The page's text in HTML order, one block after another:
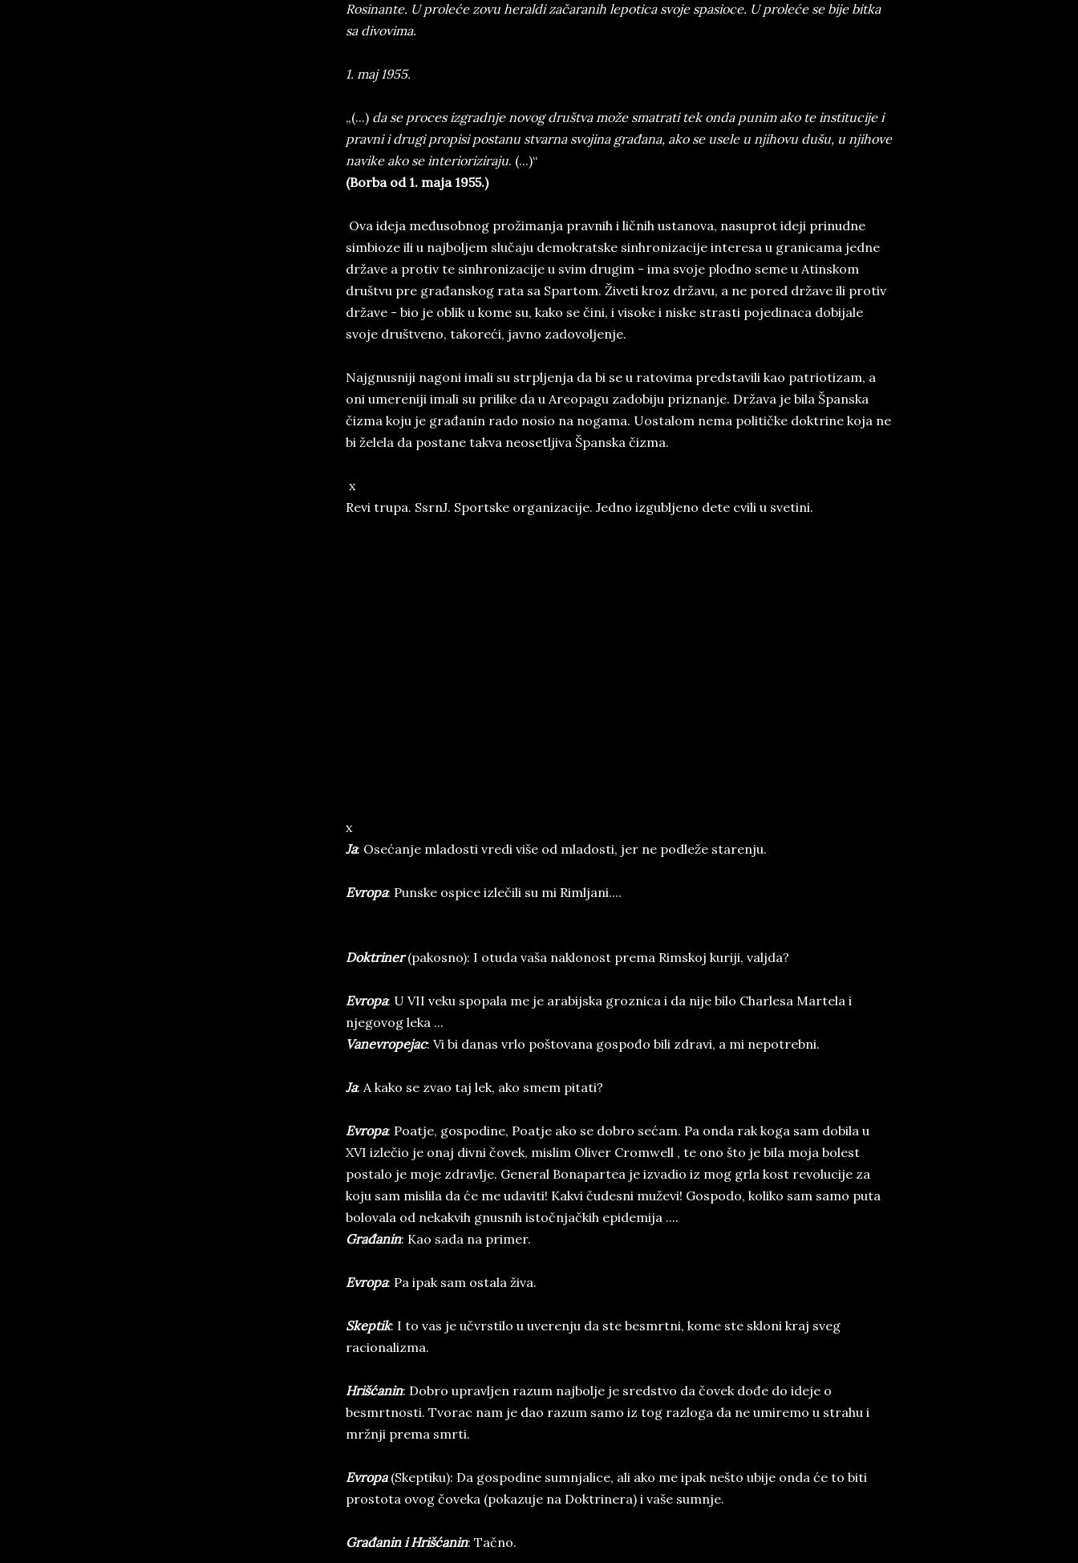
Rosinante. U proleće zovu heraldi začaranih lepotica svoje spasioce. U proleće se bije bitka
sa divovima.
1. maj 1955.
„(...) da se proces izgradnje novog društva može smatrati tek onda punim ako te institucije i
pravni i drugi propisi postanu stvarna svojina građana, ako se usele u njihovu dušu, u njihove
navike ako se interioriziraju. (...)“
(Borba od 1. maja 1955.)
Ova ideja međusobnog prožimanja pravnih i ličnih ustanova, nasuprot ideji prinudne
simbioze ili u najboljem slučaju demokratske sinhronizacije interesa u granicama jedne
države a protiv te sinhronizacije u svim drugim - ima svoje plodno seme u Atinskom
društvu pre građanskog rata sa Spartom. Živeti kroz državu, a ne pored države ili protiv
države - bio je oblik u kome su, kako se čini, i visoke i niske strasti pojedinaca dobijale
svoje društveno, takoreći, javno zadovoljenje.
Najgnusniji nagoni imali su strpljenja da bi se u ratovima predstavili kao patriotizam, a
oni umereniji imali su prilike da u Areopagu zadobiju priznanje. Država je bila Španska
čizma koju je građanin rado nosio na nogama. Uostalom nema političke doktrine koja ne
bi želela da postane takva neosetljiva Španska čizma.
x
Revi trupa. SsrnJ. Sportske organizacije. Jedno izgubljeno dete cvili u svetini.
x
Ja: Osećanje mladosti vredi više od mladosti, jer ne podleže starenju.
Evropa: Punske ospice izlečili su mi Rimljani....
Doktriner(pakosno): I otuda vaša naklonost prema Rimskoj kuriji, valjda?
Evropa: U VII veku spopala me je arabijska groznica i da nije bilo Charlesa Martela i
njegovog leka ...
Vanevropejac: Vi bi danas vrlo poštovana gospođo bili zdravi, a mi nepotrebni.
Ja: A kako se zvao taj lek, ako smem pitati?
Evropa: Poatje, gospodine, Poatje ako se dobro sećam. Pa onda rak koga sam dobila u
XVI izlečio je onaj divni čovek, mislim Oliver Cromwell , te ono što je bila moja bolest
postalo je moje zdravlje. General Bonapartea je izvadio iz mog grla kost revolucije za
koju sam mislila da će me udaviti! Kakvi čudesni muževi! Gospodo, koliko sam samo puta
bolovala od nekakvih gnusnih istočnjačkih epidemija ....
Građanin: Kao sada na primer.
Evropa: Pa ipak sam ostala živa.
Skeptik: I to vas je učvrstilo u uverenju da ste besmrtni, kome ste skloni kraj sveg
racionalizma.
Hrišćanin: Dobro upravljen razum najbolje je sredstvo da čovek dođe do ideje o
besmrtnosti. Tvorac nam je dao razum samo iz tog razloga da ne umiremo u strahu i
mržnji prema smrti.
Evropa (Skeptiku): Da gospodine sumnjalice, ali ako me ipak nešto ubije onda će to biti
prostota ovog čoveka (pokazuje na Doktrinera) i vaše sumnje.
Građanin i Hrišćanin: Tačno.